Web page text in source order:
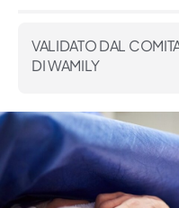
VALIDATO DAL
DI WAMILY